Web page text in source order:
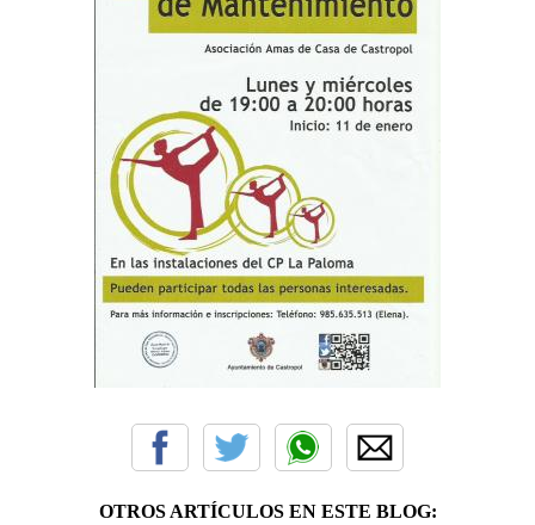
OTROS ARTÍCULOS EN ESTE BLOG: